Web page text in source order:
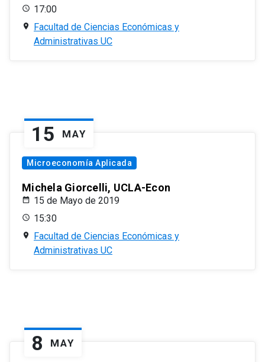
17:00
Facultad de Ciencias Económicas y
Administrativas UC
15 MAY
Microeconomía Aplicada
Michela Giorcelli, UCLA-Econ
15 de Mayo de 2019
15:30
Facultad de Ciencias Económicas y
Administrativas UC
8 MAY